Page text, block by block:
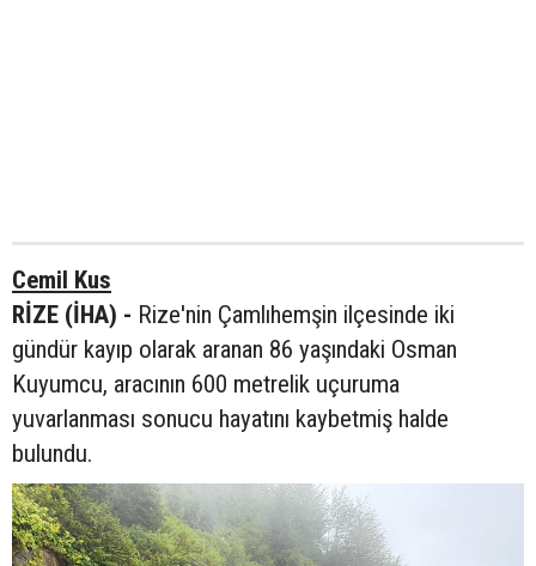
Cemil Kus
RİZE (İHA) - Rize'nin Çamlıhemşin ilçesinde iki
gündür kayıp olarak aranan 86 yaşındaki Osman
Kuyumcu, aracının 600 metrelik uçuruma
yuvarlanması sonucu hayatını kaybetmiş halde
bulundu.